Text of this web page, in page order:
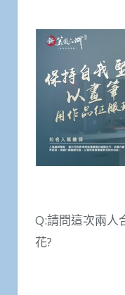
Q:請問這次兩人
花?